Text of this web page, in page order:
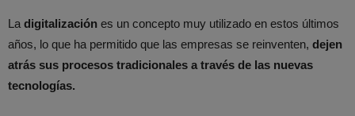
La digitalización es un concepto muy utilizado en estos últimos
años, lo que ha permitido que las empresas se reinventen, dejen
atrás sus procesos tradicionales a través de las nuevas
tecnologías.